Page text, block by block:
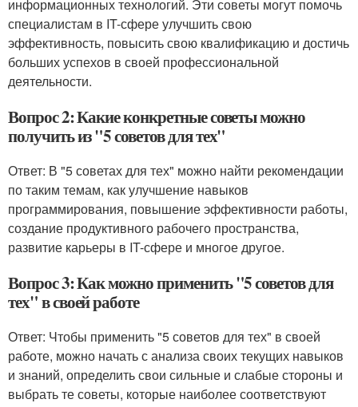
информационных технологий. Эти советы могут помочь
специалистам в IT-сфере улучшить свою
эффективность, повысить свою квалификацию и достичь
больших успехов в своей профессиональной
деятельности.
Вопрос 2: Какие конкретные советы можно
получить из "5 советов для тех"
Ответ: В "5 советах для тех" можно найти рекомендации
по таким темам, как улучшение навыков
программирования, повышение эффективности работы,
создание продуктивного рабочего пространства,
развитие карьеры в IT-сфере и многое другое.
Вопрос 3: Как можно применить "5 советов для
тех" в своей работе
Ответ: Чтобы применить "5 советов для тех" в своей
работе, можно начать с анализа своих текущих навыков
и знаний, определить свои сильные и слабые стороны и
выбрать те советы, которые наиболее соответствуют